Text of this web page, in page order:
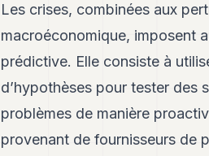
Les crises, combinées aux
macroéconomique, imposent
prédictive. Elle consiste à
d’hypothèses pour tester des
problèmes de manière
provenant de fournisseurs de